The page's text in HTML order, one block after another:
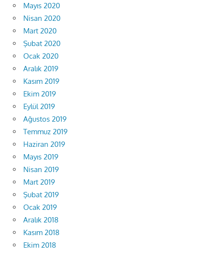
Mayıs 2020
Nisan 2020
Mart 2020
Şubat 2020
Ocak 2020
Aralık 2019
Kasım 2019
Ekim 2019
Eylül 2019
Ağustos 2019
Temmuz 2019
Haziran 2019
Mayıs 2019
Nisan 2019
Mart 2019
Şubat 2019
Ocak 2019
Aralık 2018
Kasım 2018
Ekim 2018